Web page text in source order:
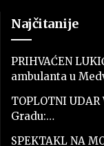
Najčitanije
PRIHVAĆEN
ambulanta u
TOPLOTNI
Gradu:…
SPEKTAKL NA